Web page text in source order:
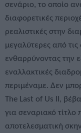
σενάριο, το οποίο
διαφορετικές
ρεαλιστικές στην
μεγαλύτερες από τις
ενθαρρύνοντας την
εναλλακτικές
περιμέναμε. Δεν
The Last of Us II,
για σεναριακό τίτλο
αποτελεσματική